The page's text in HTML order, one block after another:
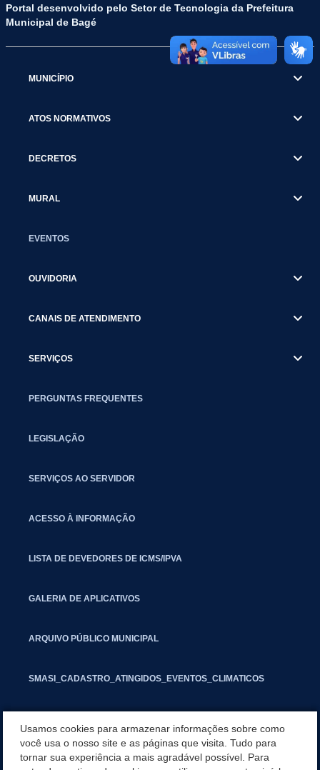
Portal desenvolvido pelo Setor de Tecnologia da Prefeitura
Municipal de Bagé
MUNICÍPIO
ATOS NORMATIVOS
DECRETOS
MURAL
EVENTOS
OUVIDORIA
CANAIS DE ATENDIMENTO
SERVIÇOS
PERGUNTAS FREQUENTES
LEGISLAÇÃO
SERVIÇOS AO SERVIDOR
ACESSO À INFORMAÇÃO
LISTA DE DEVEDORES DE ICMS/IPVA
GALERIA DE APLICATIVOS
ARQUIVO PÚBLICO MUNICIPAL
SMASI_CADASTRO_ATINGIDOS_EVENTOS_CLIMATICOS
INFORMATIVO PIT
Usamos cookies para armazenar informações sobre como
você usa o nosso site e as páginas que visita. Tudo para
tornar sua experiência a mais agradável possível. Para